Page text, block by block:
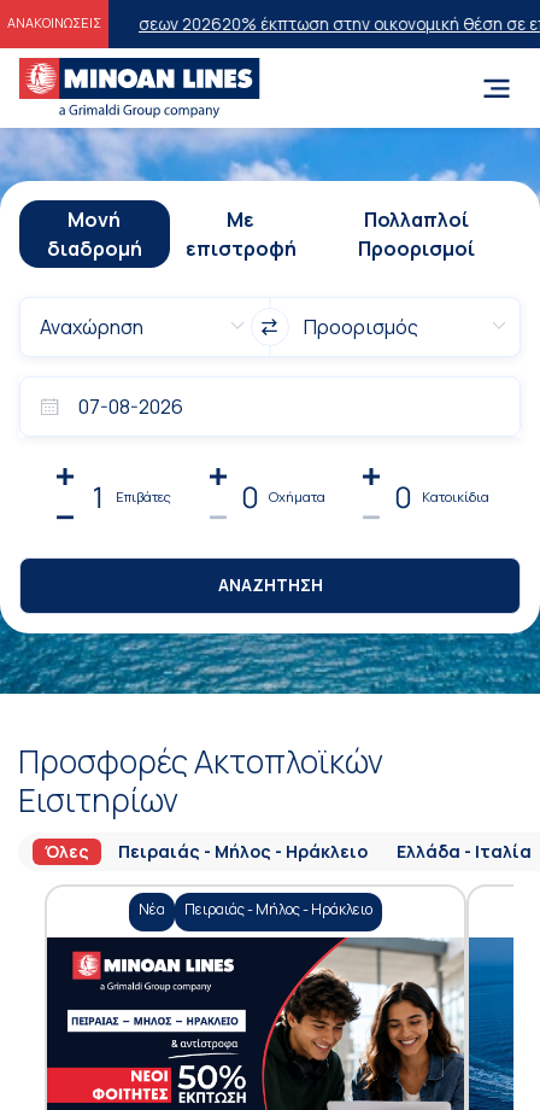
ΑΝΑΚΟΙΝΩΣΕΙΣ
2026 20% έκπτωση στην οικονομική θέση σε επιλεγμένα
Μονή
διαδρομή
Με
επιστροφή
Πολλαπλοί
Προορισμοί
1 Επιβάτες 0 Οχήματα 0 Κατοικίδια
ΑΝΑΖΗΤΗΣΗ
Προσφορές Ακτοπλοϊκών
Εισιτηρίων
Όλες Πειραιάς - Μήλος - Ηράκλειο Ελλάδα - Ιταλία
Νέα Πειραιάς - Μήλος - Ηράκλειο